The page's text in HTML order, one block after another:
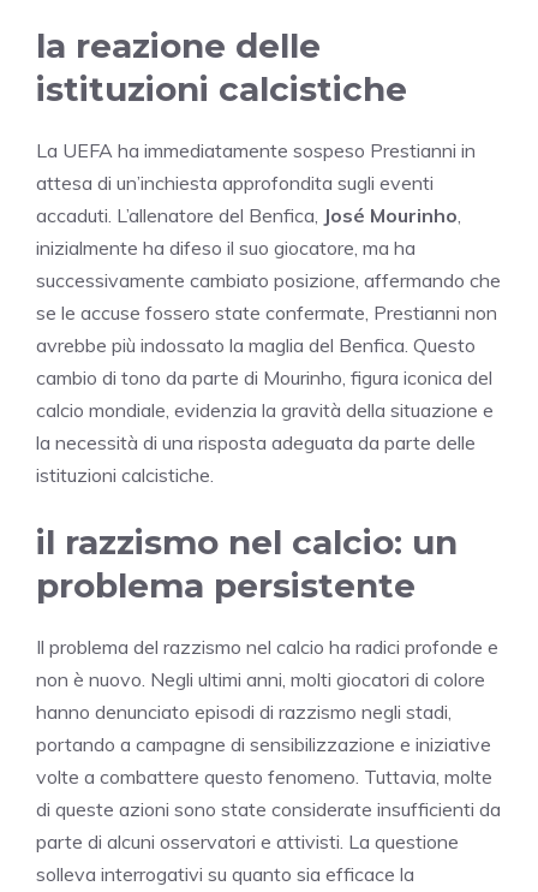
la reazione delle
istituzioni calcistiche
La UEFA ha immediatamente sospeso Prestianni in
attesa di un’inchiesta approfondita sugli eventi
accaduti. L’allenatore del Benfica, José Mourinho
inizialmente ha difeso il suo giocatore, ma ha
successivamente cambiato posizione, affermando che
se le accuse fossero state confermate, Prestianni non
avrebbe più indossato la maglia del Benfica. Questo
cambio di tono da parte di Mourinho, figura iconica del
calcio mondiale, evidenzia la gravità della situazione e
la necessità di una risposta adeguata da parte delle
istituzioni calcistiche.
il razzismo nel calcio: un
problema persistente
Il problema del razzismo nel calcio ha radici profonde e
non è nuovo. Negli ultimi anni, molti giocatori di colore
hanno denunciato episodi di razzismo negli stadi,
portando a campagne di sensibilizzazione e iniziative
volte a combattere questo fenomeno. Tuttavia, molte
di queste azioni sono state considerate insufficienti da
parte di alcuni osservatori e attivisti. La questione
solleva interrogativi su quanto sia efficace la